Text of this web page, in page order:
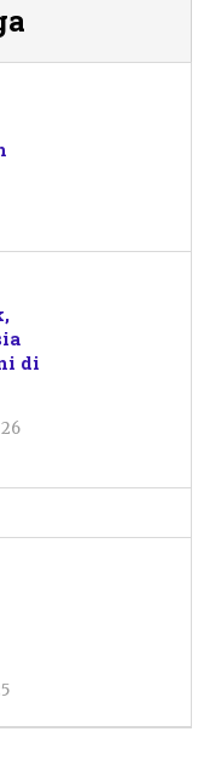
di
26
Shalahuddin